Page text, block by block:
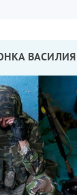
ВАСИЛИЯ